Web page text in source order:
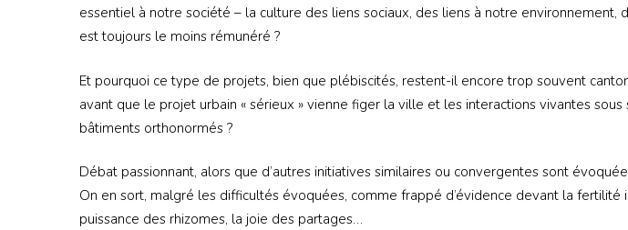
essentiel à notre société – la culture des liens sociaux, des liens à notre environnement,
est toujours le moins rémunéré ?
Et pourquoi ce type de projets, bien que plébiscités, restent-il encore trop souvent
avant que le projet urbain « sérieux » vienne figer la ville et les interactions vivantes
bâtiments orthonormés ?
Débat passionnant, alors que d’autres initiatives similaires ou convergentes sont
On en sort, malgré les difficultés évoquées, comme frappé d’évidence devant la fertilité
puissance des rhizomes, la joie des partages…